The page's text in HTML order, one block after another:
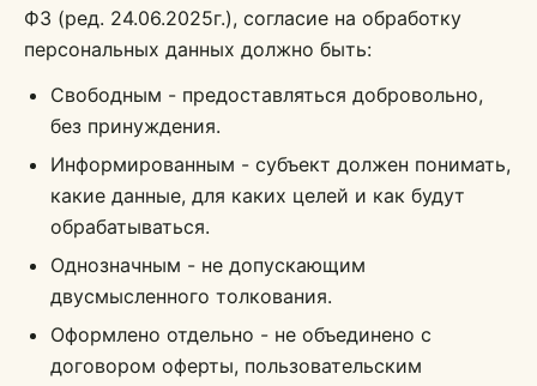
ФЗ (ред. 24.06.2025г.), согласие на обработку
персональных данных должно быть:
Свободным - предоставляться добровольно,
без принуждения.
Информированным - субъект должен понимать,
какие данные, для каких целей и как будут
обрабатываться.
Однозначным - не допускающим
двусмысленного толкования.
Оформлено отдельно - не объединено с
договором оферты, пользовательским